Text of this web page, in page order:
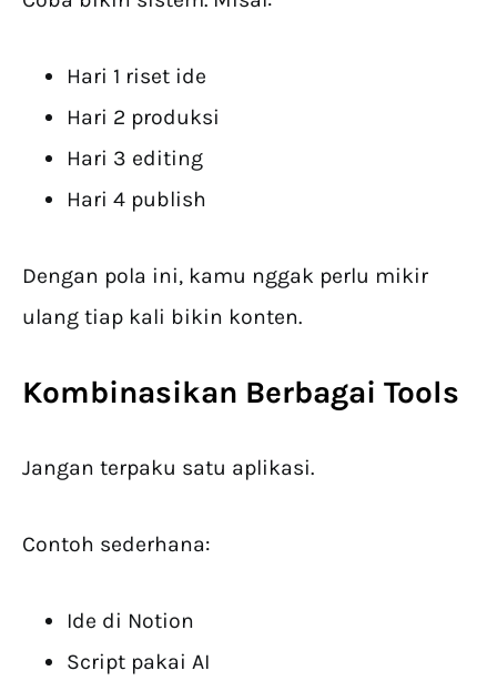
Hari 1 riset ide
Hari 2 produksi
Hari 3 editing
Hari 4 publish
Dengan pola ini, kamu nggak perlu mikir
ulang tiap kali bikin konten.
Kombinasikan Berbagai Tools
Jangan terpaku satu aplikasi.
Contoh sederhana:
Ide di Notion
Script pakai AI